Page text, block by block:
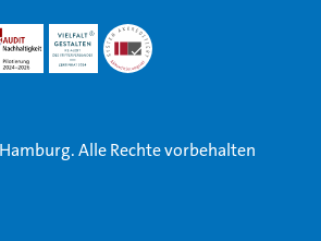
Alle Rechte vorbehalten